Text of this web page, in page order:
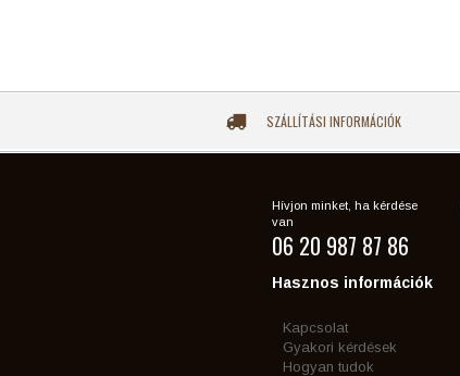
SZÁLLÍTÁSI INFORMÁCIÓK
Hívjon minket, ha kérdése
van
06 20 987 87 86
Hasznos információk
Kapcsolat
Gyakori kérdések
Hogyan tudok